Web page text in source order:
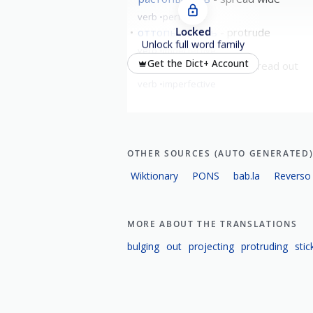
verb perfective
оттопы́ривать protrude
verb imperfective
растопы́ривать to spread out
Locked
Unlock full word family
Get the Dict+ Account
OTHER SOURCES (AUTO GENERATED)
Wiktionary PONS bab.la Reverso
MORE ABOUT THE TRANSLATIONS
bulging out projecting protruding